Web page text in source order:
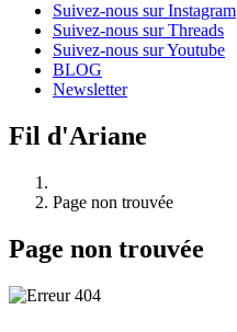
Suivez-nous sur Instagram
Suivez-nous sur Threads
Suivez-nous sur Youtube
BLOG
Newsletter
Fil d'Ariane
Page non trouvée
Page non trouvée